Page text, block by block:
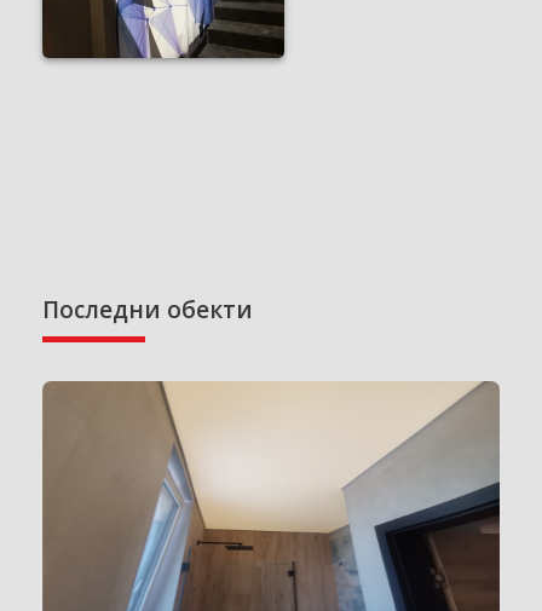
Последни обекти